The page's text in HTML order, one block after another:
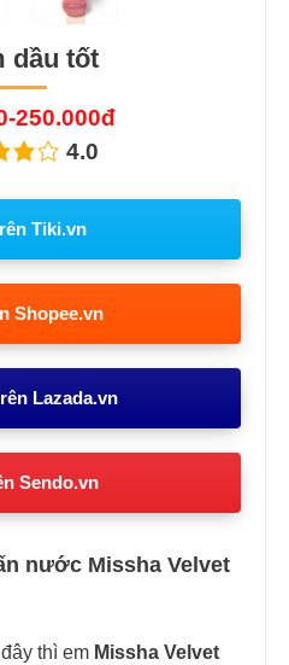
dầu tốt
250.000đ
4.0
Tiki.vn
Shopee.vn
Lazada.vn
Sendo.vn
nước Missha Velvet
thì em Missha Velvet